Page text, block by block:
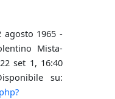
agosto 1965 -
Mista-
set 1, 16:40
su: